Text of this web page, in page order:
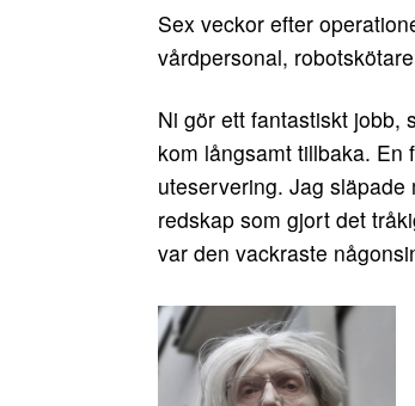
Sex veckor efter
vårdpersonal,
Ni gör ett fantastiskt jobb,
kom långsamt tillbaka. En
uteservering. Jag
redskap som gjort det
var den vackraste